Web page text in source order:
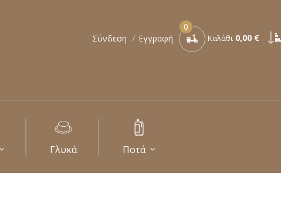
Σύνδεση Εγγραφή
0
Καλάθι 0,00 €
Γλυκά Ποτά